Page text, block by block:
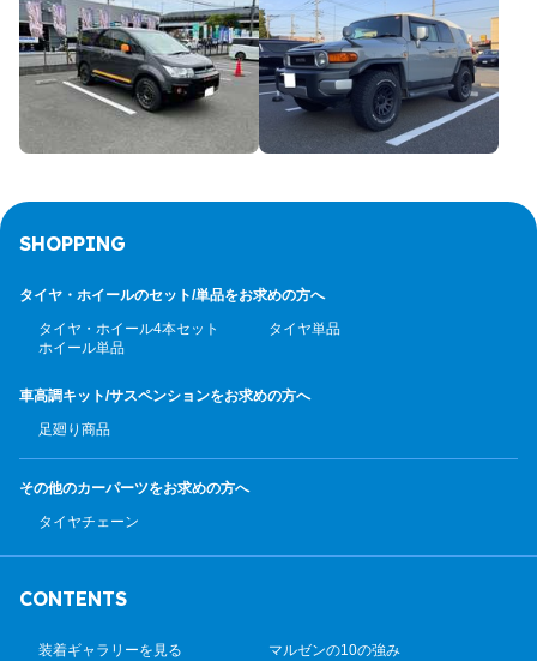
SHOPPING
タイヤ・ホイールのセット/単品をお求めの方へ
タイヤ・ホイール4本セット
タイヤ単品
ホイール単品
車高調キット/サスペンションをお求めの方へ
足廻り商品
その他のカーパーツをお求めの方へ
タイヤチェーン
CONTENTS
装着ギャラリーを見る マルゼンの10の強み